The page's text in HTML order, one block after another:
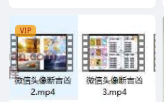
VIP